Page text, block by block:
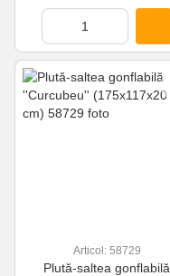
Articol: 58729
Plută-saltea gonflabilă